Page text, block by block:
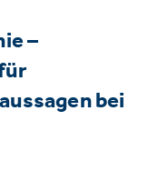
–
bei